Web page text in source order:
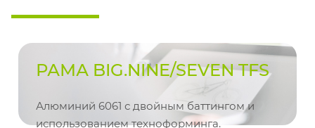
РАМА BIG.NINE/SEVEN TFS
Алюминий 6061 с двойным баттингом и
использованием техноформинга.